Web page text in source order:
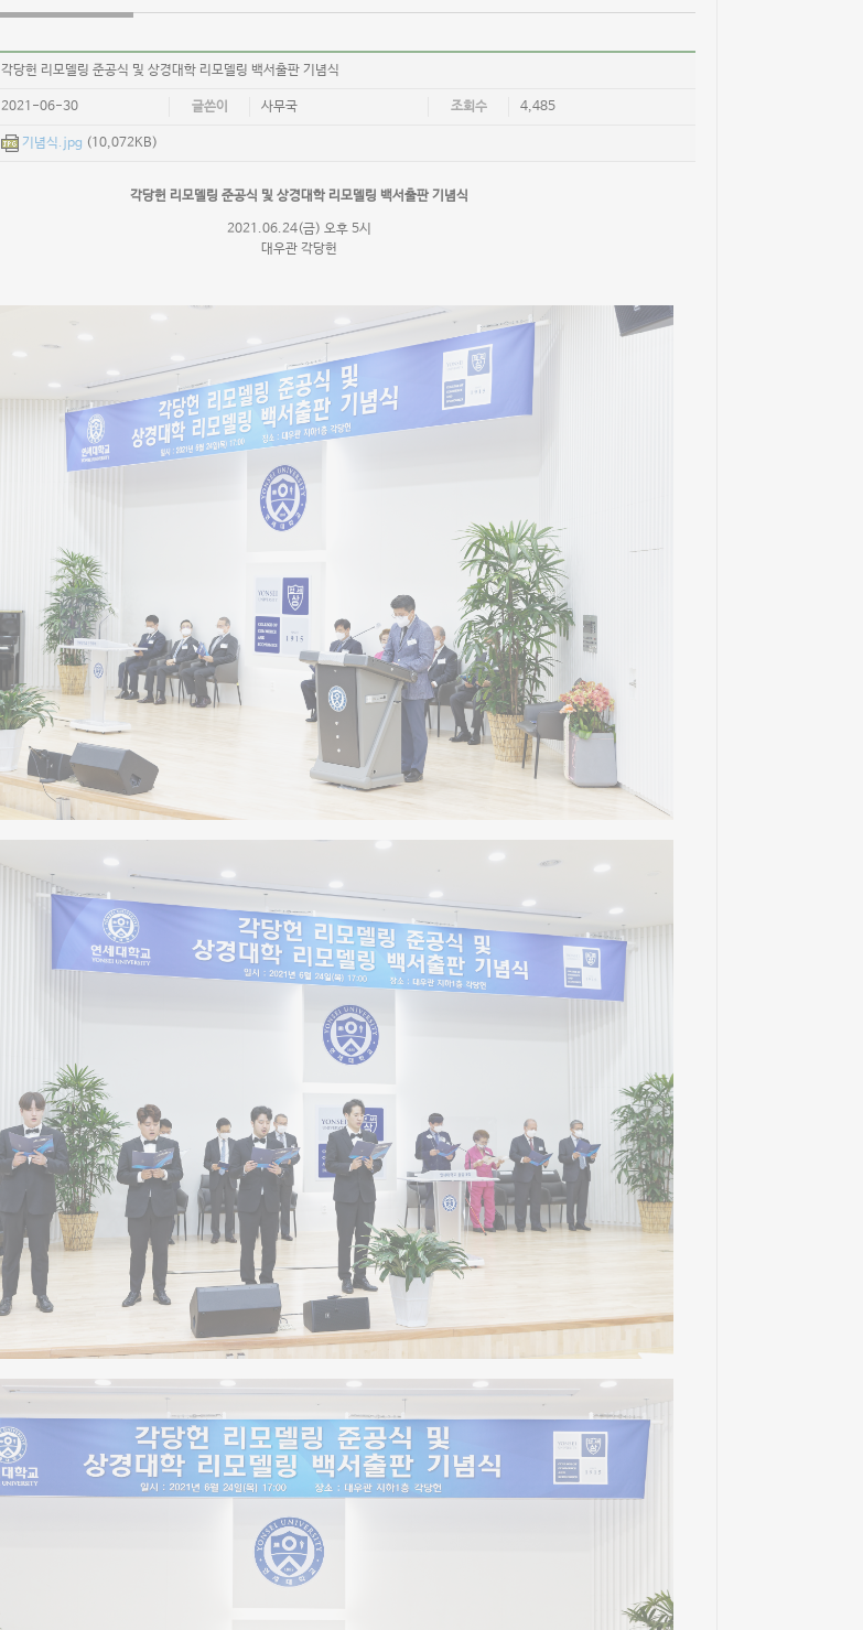
각당헌 리모델링 준공식 및 상경대학 리모델링 백서출판 기념식
2021-06-30 글쓴이 사무국 조회수 4,485
기념식.jpg (10,072KB)
각당헌 리모델링 준공식 및 상경대학 리모델링 백서출판 기념식
2021.06.24(금) 오후 5시
대우관 각당헌